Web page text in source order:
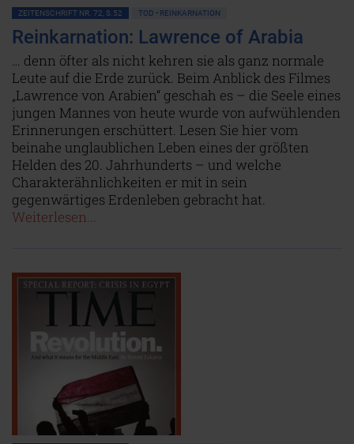
ZEITENSCHRIFT NR. 72, S.52 TOD • REINKARNATION
Reinkarnation: Lawrence of Arabia
… denn öfter als nicht kehren sie als ganz normale
Leute auf die Erde zurück. Beim Anblick des Filmes
„Lawrence von Arabien“ geschah es – die Seele eines
jungen Mannes von heute wurde von aufwühlenden
Erinnerungen erschüttert. Lesen Sie hier vom
beinahe unglaublichen Leben eines der größten
Helden des 20. Jahrhunderts – und welche
Charakterähnlichkeiten er mit in sein
gegenwärtiges Erdenleben gebracht hat.
Weiterlesen...